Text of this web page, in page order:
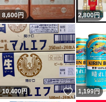
8,600円 2,800円
10,400円 いいね！
1,199円